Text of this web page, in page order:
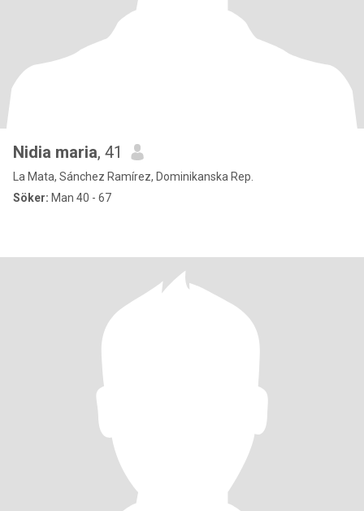
Nidia maria, 41
La Mata, Sánchez Ramírez, Dominikanska Rep.
Söker: Man 40 - 67